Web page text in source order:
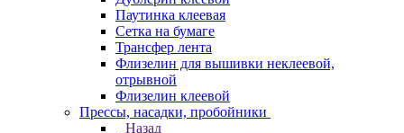
Паутинка клеевая
Сетка на бумаге
Трансфер лента
Флизелин для вышивки неклеевой,
отрывной
Флизелин клеевой
Прессы, насадки, пробойники
Назад